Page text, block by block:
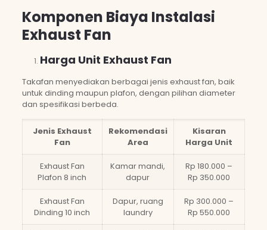
Komponen Biaya Instalasi
Exhaust Fan
Harga Unit Exhaust Fan
Takafan menyediakan berbagai jenis exhaust fan, baik
untuk dinding maupun plafon, dengan pilihan diameter
dan spesifikasi berbeda.
Jenis Exhaust
Fan
Rekomendasi
Area
Kisaran
Harga Unit
Exhaust Fan
Plafon 8 inch
Kamar mandi,
dapur
Rp 180.000 –
Rp 350.000
Exhaust Fan
Dinding 10 inch
Dapur, ruang
laundry
Rp 300.000 –
Rp 550.000